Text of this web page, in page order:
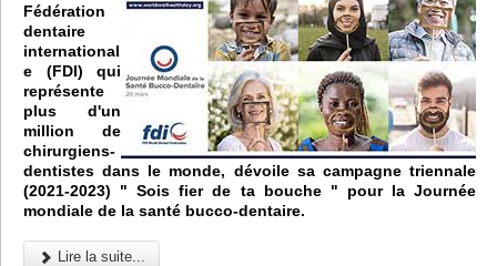
Fédération
dentaire
international
e (FDI) qui
représente
plus d'un
million de
chirurgiens-
dentistes dans le monde, dévoile sa campagne triennale
(2021-2023) " Sois fier de ta bouche " pour la Journée
mondiale de la santé bucco-dentaire.
Lire la suite...